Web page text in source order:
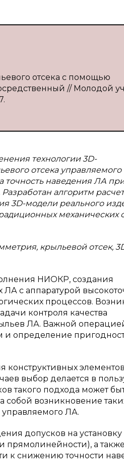
отсека с помощью
// Молодой
технологии 3D-
отсека управляемого
точность наведения ЛА
алгоритм
3D-модели реального
механических
крыльевой отсек,
НИОКР, создания
с аппаратурой
процессов.
контроля качества
ЛА. Важной
и определение
конструктивных
выбор делается в
такого подхода может
собой возникновение
ЛА.
допусков на установку
прямолинейности), а
к снижению точности